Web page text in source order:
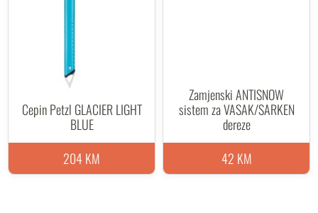
Cepin Petzl GLACIER LIGHT
BLUE
204 KM
Zamjenski ANTISNOW
sistem za VASAK/SARKEN
dereze
42 KM